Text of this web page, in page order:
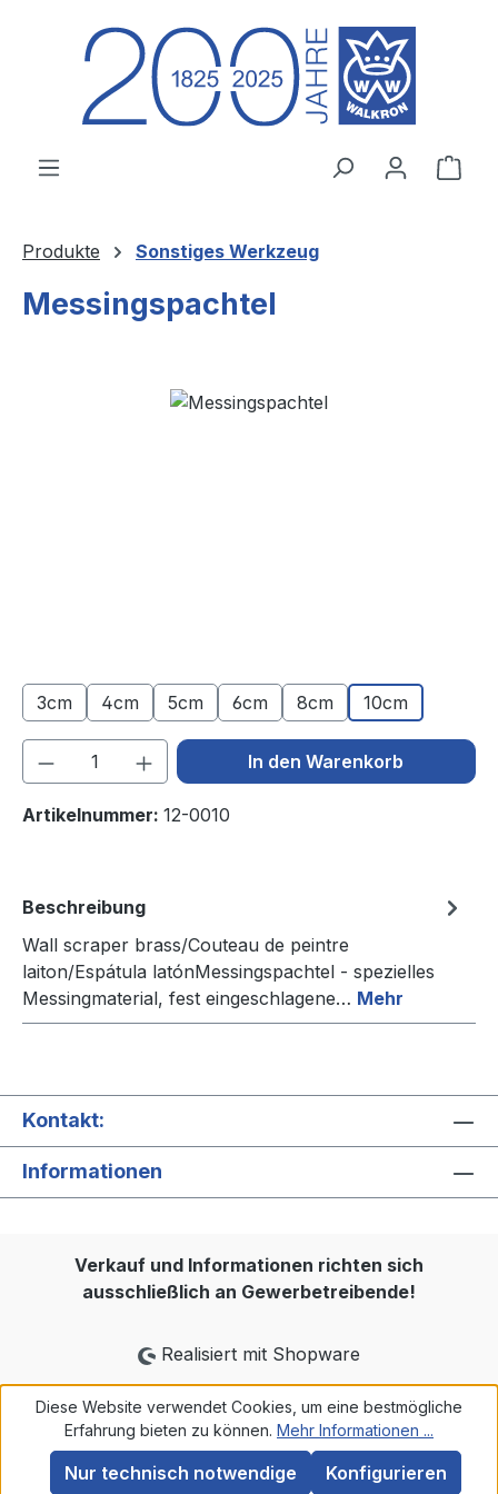
Zum Hauptinhalt springen
Produkte Sonstiges Werkzeug
Messingspachtel
Bildergalerie überspringen
3cm 4cm 5cm 6cm 8cm 10cm
Produkt Anzahl: Gib denIn den Warenkorb
Artikelnummer: 12-0010
Beschreibung
Wall scraper brass/Couteau de peintre
laiton/Espátula latónMessingspachtel - spezielles
Messingmaterial, fest eingeschlagene… Mehr
Kontakt:
Informationen
Verkauf und Informationen richten sich
ausschließlich an Gewerbetreibende!
Realisiert mit Shopware
Diese Website verwendet Cookies, um eine bestmögliche
Erfahrung bieten zu können. Mehr Informationen ...
Nur technisch notwendige Konfigurieren